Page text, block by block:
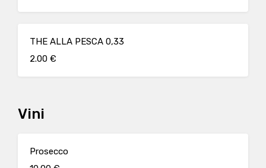
THE ALLA PESCA 0,33
2.00 €
Vini
Prosecco